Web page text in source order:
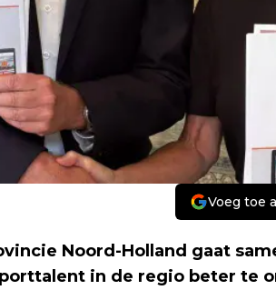
Voeg toe
Noord-Holland gaat
in de regio beter te